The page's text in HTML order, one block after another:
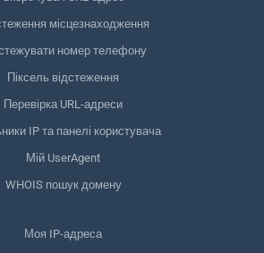
місцезнаходження
номер телефону
Піксель відстеження
Перевірка URL-адреси
IP та панелі користувача
Мій UserAgent
WHOIS пошук домену
Моя IP-адреса